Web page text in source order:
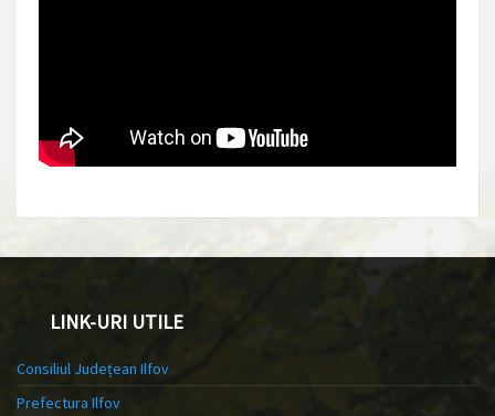
LINK-URI UTILE
Consiliul Județean Ilfov
Prefectura Ilfov